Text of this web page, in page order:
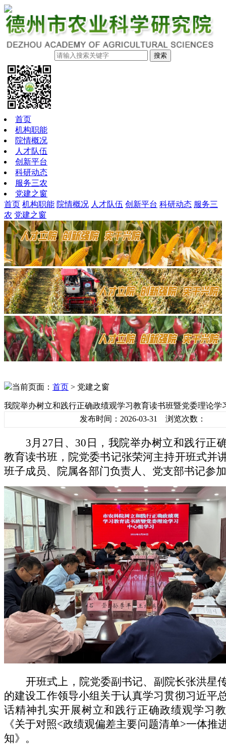
搜索
首页
机构职能
院情概况
人才队伍
创新平台
科研动态
服务三农
党建之窗
首页 机构职能 院情概况 人才队伍 创新平台 科研动态 服务三
农 党建之窗
当前页面： 首页 > 党建之窗
我院举办树立和践行正确政绩观学习教育读书班暨党委理论学
发布时间：2026-03-31 浏览次数：
3月27日、30日，我院举办树立和践行正
教育读书班，院党委书记张荣河主持开班式并
班子成员、院属各部门负责人、党支部书记参
开班式上，院党委副书记、副院长张洪星
的建设工作领导小组关于认真学习贯彻习近平
话精神扎实开展树立和践行正确政绩观学习
《关于对照<政绩观偏差主要问题清单>一体推
知》。